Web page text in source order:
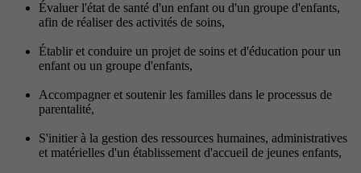
Évaluer l'état de santé d'un enfant ou d'un groupe d'enfants,
afin de réaliser des activités de soins,
Établir et conduire un projet de soins et d'éducation pour un
enfant ou un groupe d'enfants,
Accompagner et soutenir les familles dans le processus de
parentalité,
S'initier à la gestion des ressources humaines, administratives
et matérielles d'un établissement d'accueil de jeunes enfants,